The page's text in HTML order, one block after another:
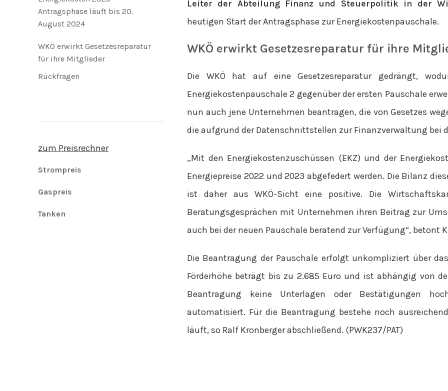
Leiter der Abteilung Finanz und Steuerpolitik in der
heutigen Start der Antragsphase zur Energiekostenpauschale.
WKÖ erwirkt Gesetzesreparatur für ihre
Die WKÖ hat auf eine Gesetzesreparatur gedrängt,
Energiekostenpauschale 2 gegenüber der ersten Pauschale
nun auch jene Unternehmen beantragen, die von Gesetzes
die aufgrund der Datenschnittstellen zur Finanzverwaltung bei
„Mit den Energiekostenzuschüssen (EKZ) und der
Energiepreise 2022 und 2023 abgefedert werden. Die Bilanz
ist daher aus WKÖ-Sicht eine positive. Die
Beratungsgesprächen mit Unternehmen ihren Beitrag zur
auch bei der neuen Pauschale beratend zur Verfügung“, betont
Die Beantragung der Pauschale erfolgt unkompliziert über
Förderhöhe beträgt bis zu 2.685 Euro und ist abhängig von
Beantragung keine Unterlagen oder Bestätigungen
automatisiert. Für die Beantragung bestehe noch
läuft, so Ralf Kronberger abschließend. (PWK237/PAT)
Antragsphase läuft bis 20.
August 2024
WKÖ erwirkt Gesetzesreparatur
für ihre Mitglieder
Rückfragen
zum Preisrechner
Strompreis
Gaspreis
Tanken